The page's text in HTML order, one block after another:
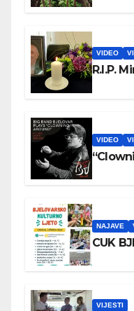
VIDEO
R.I.P.
VIDEO
NAJAVE
CUK
VIJESTI